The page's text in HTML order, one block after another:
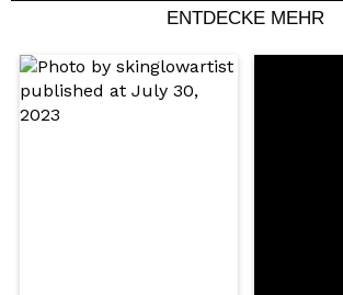
Ein Video oder Foto teilen
Dein Video könnte das erste sein. Stell
Würden Sie diesen Kauf empfehlen?
ENTDECKE MEHR